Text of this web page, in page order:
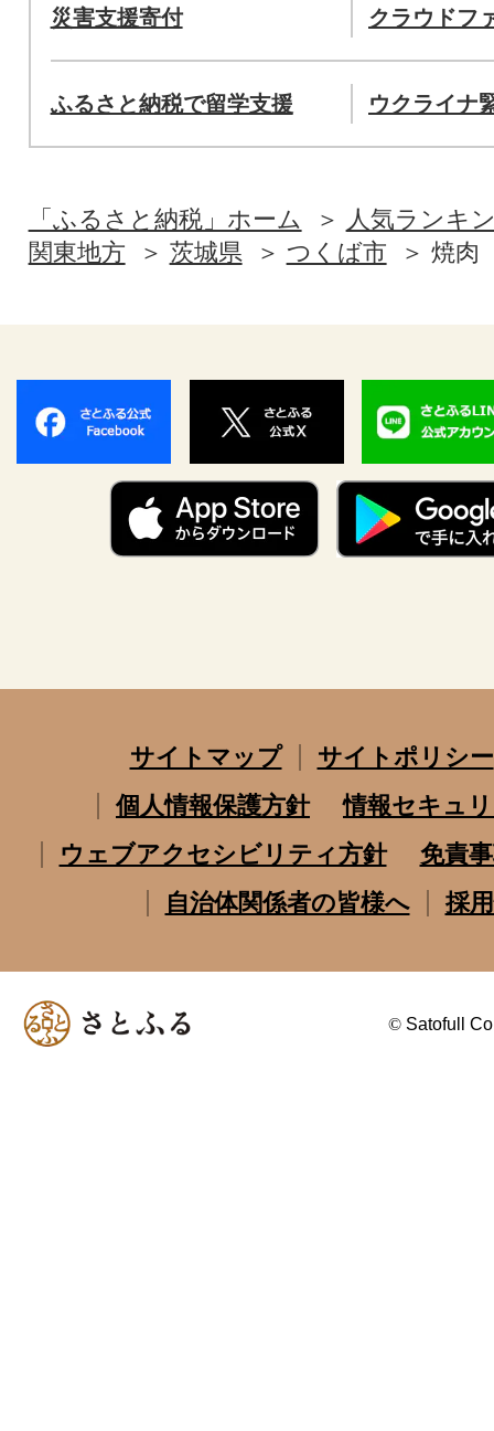
災害支援寄付 クラウドフ
ふるさと納税で留学支援 ウクライナ
「ふるさと納税」ホーム
人気ランキ
関東地方
茨城県 つくば市 焼肉
サイトマップ
サイトポリシー
個人情報保護方針
情報セキュ
ウェブアクセシビリティ方針
免責
自治体関係者の皆様へ
採
© Satofull